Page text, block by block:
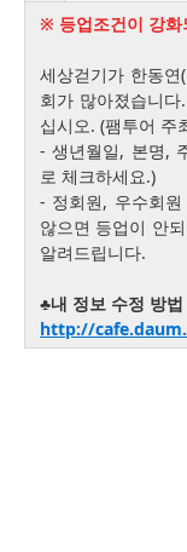
※ 등업조건이 강화
세상걷기가 한동
회가 많아졌습니
십시오. (팸투어 주
- 생년월일, 본명,
로 체크하세요.)
- 정회원, 우수회
않으면 등업이 안
알려드립니다.
♣내 정보 수정 방법
http://